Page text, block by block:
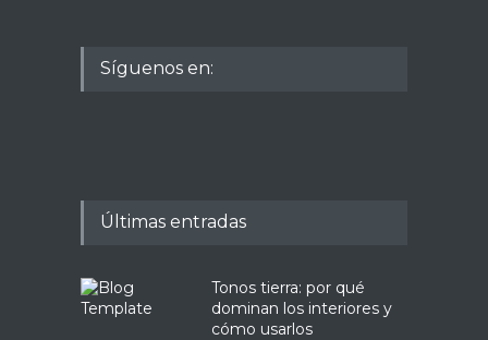
Síguenos en:
Últimas entradas
Tonos tierra: por qué
dominan los interiores y
cómo usarlos